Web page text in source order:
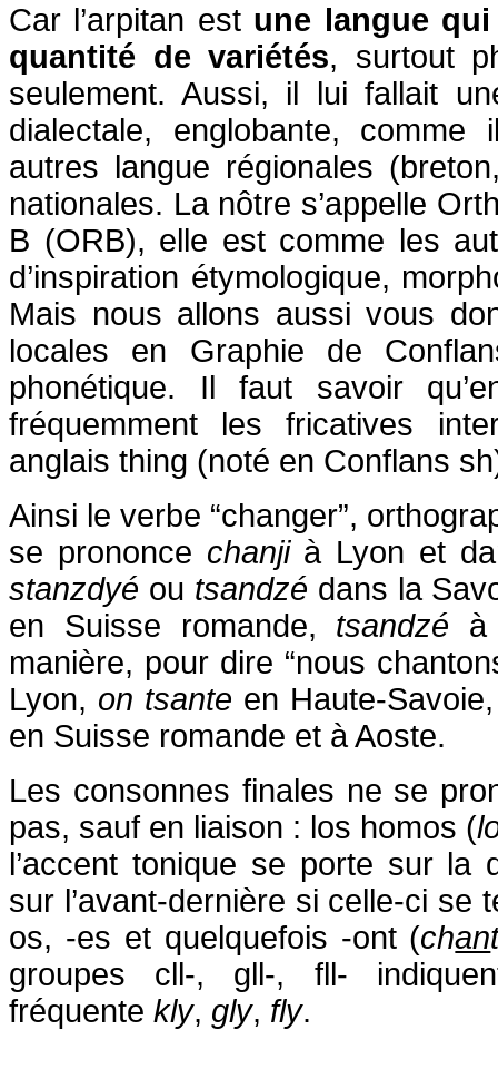
Car l’arpitan est une langue
quantité de variétés, surtout
seulement. Aussi, il lui fallait
dialectale, englobante,
autres langue régionales
nationales. La nôtre s’appelle
B (ORB), elle est comme les
d’inspiration étymologique,
Mais nous allons aussi vous
locales en Graphie de
phonétique. Il faut savoir
fréquemment les fricatives
anglais thing (noté en Conflans
Ainsi le verbe “changer”,
se prononce chanjià Lyon et
stanzdyé ou tsandzé dans la
en Suisse romande, tsandzé à
manière, pour dire “nous
Lyon, on tsante en Haute-
en Suisse romande et à Aoste.
Les consonnes finales ne se
pas, sauf en liaison : los homos (
l’accent tonique se porte sur la
sur l’avant-dernière si celle-ci se
os, -es et quelquefois -ont (chan
groupes cll-, gll-, fll-
fréquente kly, gly, fly.